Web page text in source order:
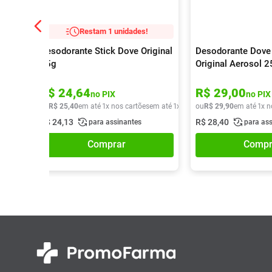
Restam 1 unidades!
Desodorante Stick Dove Original
45g
R$ 24,64no PIX
R$ 25,40em até 1x nos cartõesem até 1x de R$ 25,40
R$ 24,13 para assinantes
Comprar
Desodorante
Original Aerosol
R$ 29,00no PIX
ou R$ 29,90em até 1x
R$28,40 para